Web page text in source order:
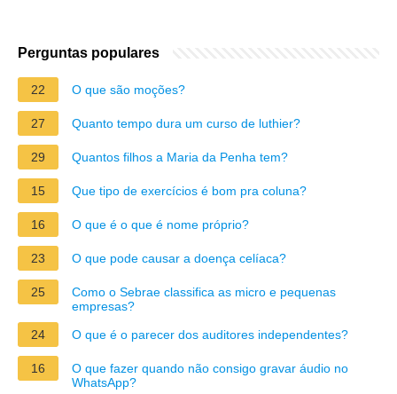
Perguntas populares
22 O que são moções?
27 Quanto tempo dura um curso de luthier?
29 Quantos filhos a Maria da Penha tem?
15 Que tipo de exercícios é bom pra coluna?
16 O que é o que é nome próprio?
23 O que pode causar a doença celíaca?
25
Como o Sebrae classifica as micro e pequenas
empresas?
24
O que é o parecer dos auditores independentes?
16
O que fazer quando não consigo gravar áudio no
WhatsApp?